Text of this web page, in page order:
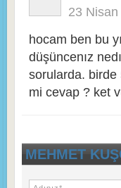
23
hocam ben bu
düşüncenız
sorularda.
mi cevap ? ket
MEHMET